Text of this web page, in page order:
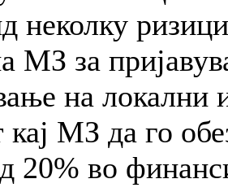
неколку
МЗ за
на локални
кај МЗ да го
20% во